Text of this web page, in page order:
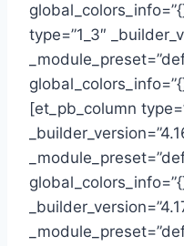
type=”1_3″
[et_pb_column